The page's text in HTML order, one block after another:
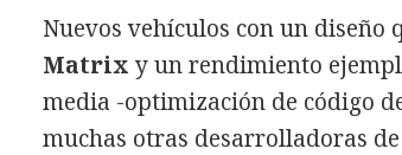
Nuevos vehículos con un diseño
Matrix y un rendimiento
media -optimización de código
muchas otras desarrolladoras